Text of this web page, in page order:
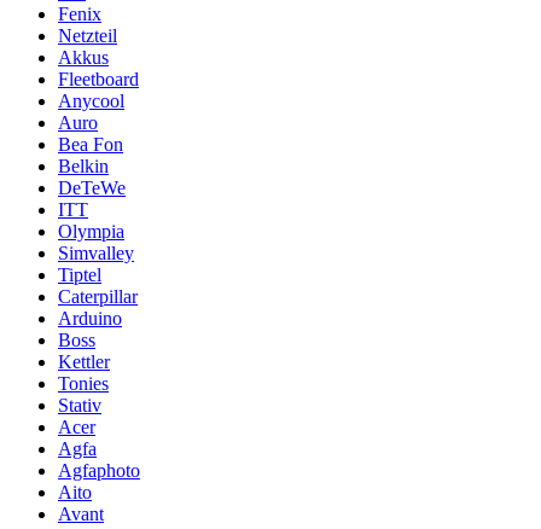
Fenix
Netzteil
Akkus
Fleetboard
Anycool
Auro
Bea Fon
Belkin
DeTeWe
ITT
Olympia
Simvalley
Tiptel
Caterpillar
Arduino
Boss
Kettler
Tonies
Stativ
Acer
Agfa
Agfaphoto
Aito
Avant